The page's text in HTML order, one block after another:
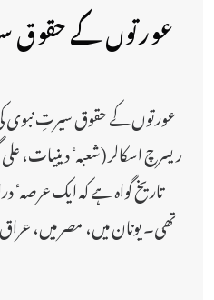
عورتوں کے حقوق
عورتوں کے حقوق سیرتِ نبوی کی
ریسرچ اسکالر (شعبہٴ دینیات‏،
تاریخ گواہ ہے کہ ایک
تھی۔ یونان میں، مصر میں،